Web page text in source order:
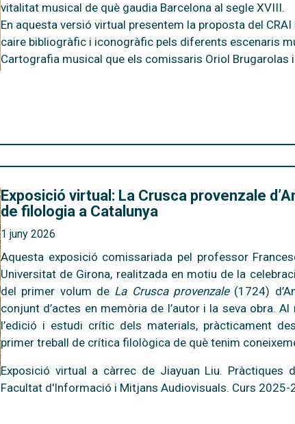
vitalitat musical de què gaudia Barcelona al segle XVIII.
En aquesta versió virtual presentem la proposta del
caire bibliogràfic i iconogràfic pels diferents escenaris
Cartografia musical que els comissaris Oriol Brugarolas
Exposició virtual: La Crusca provenzale
de filologia a Catalunya
1 juny 2026
Aquesta exposició comissariada pel professor
Universitat de Girona, realitzada en motiu de la
del primer volum de La Crusca provenzale (1724)
conjunt d’actes en memòria de l’autor i la seva obra.
l’edició i estudi crític dels materials, pràcticament
primer treball de crítica filològica de què tenim
Exposició virtual a càrrec de Jiayuan Liu. Pràctiques
Facultat d'Informació i Mitjans Audiovisuals. Curs 2025-